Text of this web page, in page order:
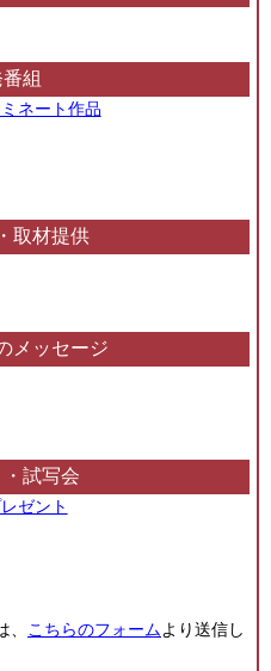
組
ネート作品
取材提供
メッセージ
試写会
ゼント
こちらのフォームより送信し